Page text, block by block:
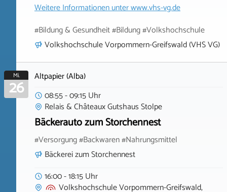
Weitere Informationen unterwww.vhs-vg.de
#Bildung & Gesundheit #Bildung #Volkshochschule
Volkshochschule Vorpommern-Greifswald (VHS VG)
Mi.
26
Altpapier (Alba)
08:55 - 09:15 Uhr
Relais & Châteaux Gutshaus Stolpe
Bäckerauto zum Storchennest
#Versorgung #Backwaren #Nahrungsmittel
Bäckerei zum Storchennest
16:00 - 18:15 Uhr
Volkshochschule Vorpommern-Greifswald,